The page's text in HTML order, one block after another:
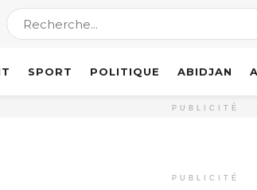
SPORT POLITIQUE ABIDJAN
PUBLICITÉ
PUBLICITÉ